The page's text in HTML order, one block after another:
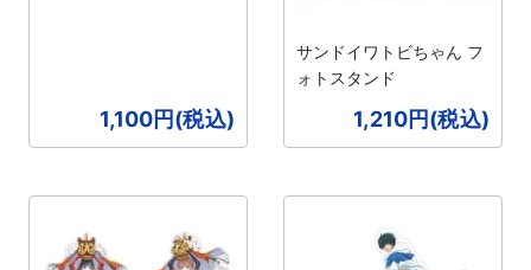
1,100円(税込)
サンドイワトビちゃん フ
ォトスタンド
1,210円(税込)